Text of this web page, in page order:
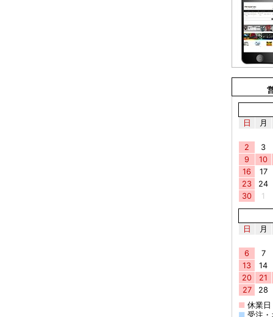
日 月
2
3
9
10
16
17
23
24
30
1
日 月
6
7
13
14
20
21
27
28
■ 休業日
■ 受注・